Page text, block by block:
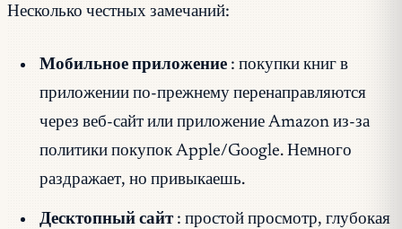
Несколько честных замечаний:
Мобильное приложение : покупки книг в
приложении по-прежнему перенаправляются
через веб-сайт или приложение Amazon из-за
политики покупок Apple/Google. Немного
раздражает, но привыкаешь.
Десктопный сайт : простой просмотр, глубокая